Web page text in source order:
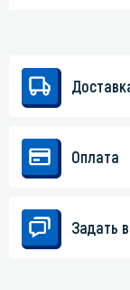
Оплата
Задать